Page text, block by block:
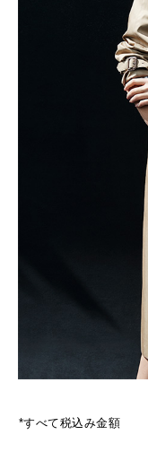
*すべて税込み金額